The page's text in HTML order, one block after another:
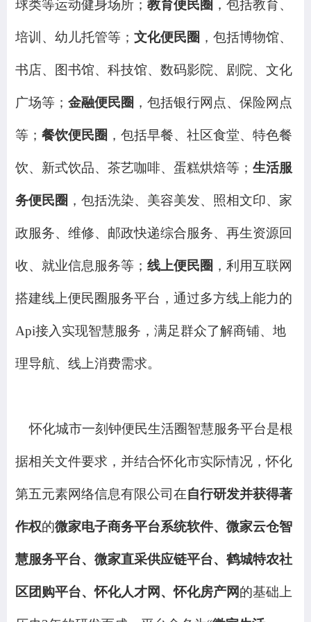
球类等运动健身场所； 教育便民圈 ，包括教育、
培训、幼儿托管等； 文化便民圈 ，包括博物馆、
书店、图书馆、科技馆、数码影院、剧院、文化
广场等； 金融便民圈 ，包括银行网点、保险网点
等； 餐饮便民圈 ，包括早餐、社区食堂、特色餐
饮、新式饮品、茶艺咖啡、蛋糕烘焙等； 生活服
务便民圈 ，包括洗染、美容美发、照相文印、家
政服务、维修、邮政快递综合服务、再生资源回
收、就业信息服务等； 线上便民圈 ，利用互联网
搭建线上便民圈服务平台，通过多方线上能力的
Api接入实现智慧服务，满足群众了解商铺、地
理导航、线上消费需求。
怀化城市一刻钟便民生活圈智慧服务平台是根
据相关文件要求 ， 并结合怀化市实际情况 ，怀化
第五元素网络信息有限公司在自行研发并获得著
作权的微家电子商务平台系统软件、 微家云仓智
慧服务平台、 微家直采供应链平台、 鹤城特农社
区团购平台、怀化人才网 、怀化房产网的基础上